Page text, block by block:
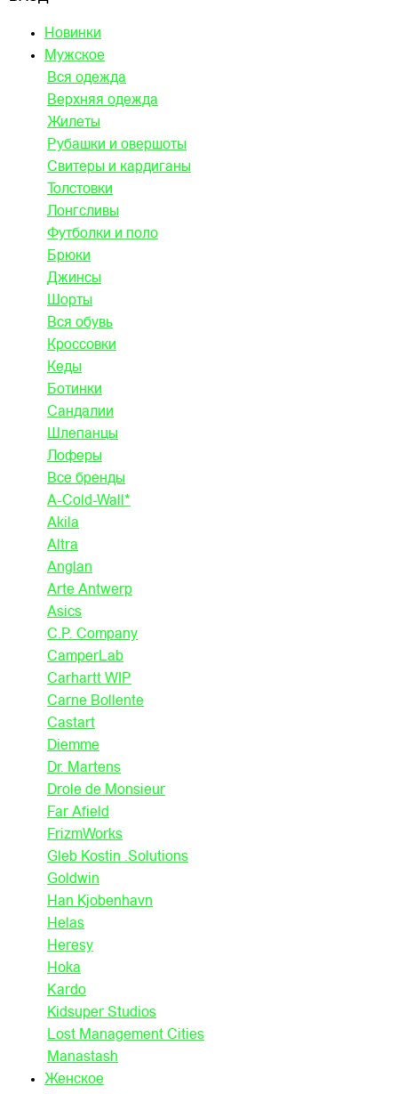
Новинки
Мужское
Вся одежда
Верхняя одежда
Жилеты
Рубашки и овершоты
Свитеры и кардиганы
Толстовки
Лонгсливы
Футболки и поло
Брюки
Джинсы
Шорты
Вся обувь
Кроссовки
Кеды
Ботинки
Сандалии
Шлепанцы
Лоферы
Все бренды
A-Cold-Wall*
Akila
Altra
Anglan
Arte Antwerp
Asics
C.P. Company
CamperLab
Carhartt WIP
Carne Bollente
Castart
Diemme
Dr. Martens
Drole de Monsieur
Far Afield
FrizmWorks
Gleb Kostin .Solutions
Goldwin
Han Kjobenhavn
Helas
Heresy
Hoka
Kardo
Kidsuper Studios
Lost Management Cities
Manastash
Женское